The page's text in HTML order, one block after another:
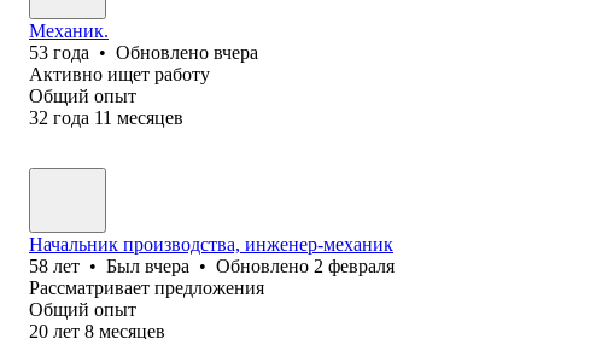
Механик.
53 года • Обновлено вчера
Активно ищет работу
Общий опыт
32 года 11 месяцев
Начальник производства, инженер-механик
58 лет • Был вчера • Обновлено 2 февраля
Рассматривает предложения
Общий опыт
20 лет 8 месяцев